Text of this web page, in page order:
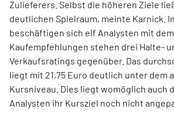
Zulieferers. Selbst die höheren Ziele
deutlichen Spielraum, meinte Karnick.
beschäftigen sich elf Analysten mit
Kaufempfehlungen stehen drei Halte-
Verkaufsratings gegenüber. Das
liegt mit 21,75 Euro deutlich unter dem
Kursniveau. Dies liegt womöglich auch
Analysten ihr Kursziel noch nicht